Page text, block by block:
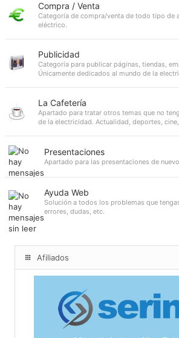
Compra / Venta
Categoría de compra/venta de todo tipo de
eléctrico.
Publicidad
Categoría para publicar páginas, tiendas,
Únicamente dedicados al mundo de la
La Cafetería
Apartado para tratar otros temas que no
de la electricidad. Actualidad, deportes,
Presentaciones
Apartado para las presentaciones de
Ayuda Web
Solución a todos los problemas que
errores, dudas, etc.
Afiliados